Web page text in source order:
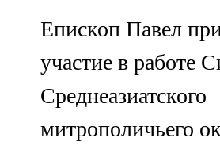
Епископ Павел
участие в работе
Среднеазиатского
митрополичьего